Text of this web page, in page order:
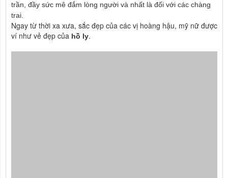
trần, đầy sức mê đắm lòng người và nhất là đối với các chàng
trai.
Ngay từ thời xa xưa, sắc đẹp của các vị hoàng hậu, mỹ nữ được
ví như vẻ đẹp của hồ ly.